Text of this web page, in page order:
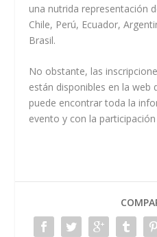
una nutrida representación
Chile, Perú, Ecuador,
Brasil.
No obstante, las
están disponibles en la web
puede encontrar toda la
evento y con la